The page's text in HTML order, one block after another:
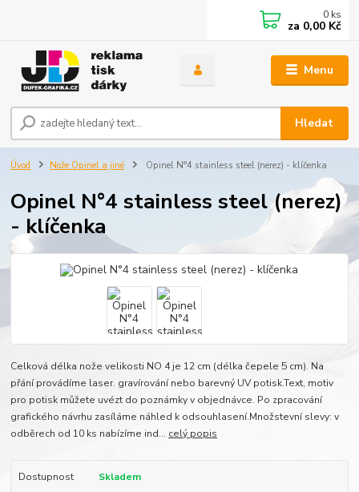
Menu
Hledat
0 ks
za 0,00 Kč
Úvod Nože Opinel a jiné Opinel N°4 stainless steel (nerez) - klíčenka
Opinel N°4 stainless steel (nerez)
- klíčenka
Celková délka nože velikosti NO 4 je 12 cm (délka čepele 5 cm). Na
přání provádíme laser. gravírování nebo barevný UV potisk.Text, motiv
pro potisk můžete uvézt do poznámky v objednávce. Po zpracování
grafického návrhu zasíláme náhled k odsouhlasení.Množstevní slevy: v
odběrech od 10 ks nabízíme ind... celý popis
Dostupnost
Skladem